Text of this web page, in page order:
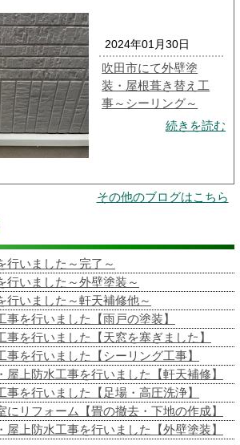
2024年01月30日
吹田市にて外壁塗
装・屋根葺き替え工
事～シーリング～
続きを読む
その他のブログはこちら
行いました～完了～
行いました～外壁塗装～
行いました～軒天補修他～
を行いました【雨戸の塗装】
事を行いました【天窓を塞ぎました】
事を行いました【シーリング工事】
屋上防水工事を行いました【軒天補修】
事を行いました【足場・高圧洗浄】
リフォーム【畳の撤去・下地の作成】
屋上防水工事を行いました【外壁塗装】